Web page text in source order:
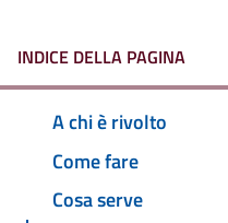
INDICE DELLA PAGINA
A chi è rivolto
Come fare
Cosa serve